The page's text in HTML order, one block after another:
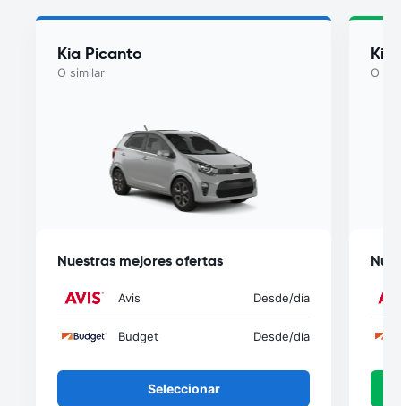
Kia Picanto
O similar
Nuestras mejores ofertas
Avis Desde/día
Budget Desde/día
Seleccionar
Kia
O